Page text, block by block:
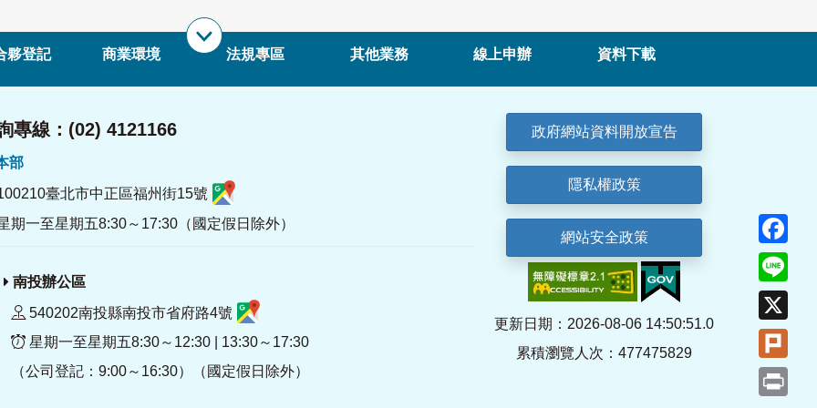
夥登記 商業環境 法規專區 其他業務 線上申辦 資料下載
專線：(02) 4121166
部
臺北市中正區福州街15號
期一至星期五8:30～17:30（國定假日除外）
南投辦公區
540202南投縣南投市省府路4號
星期一至星期五8:30～12:30 | 13:30～17:30
（公司登記：9:00～16:30）（國定假日除外）
政府網站資料開放宣告
隱私權政策
網站安全政策
更新日期：2026-08-06 14:50:51.0
累積瀏覽人次：477475829